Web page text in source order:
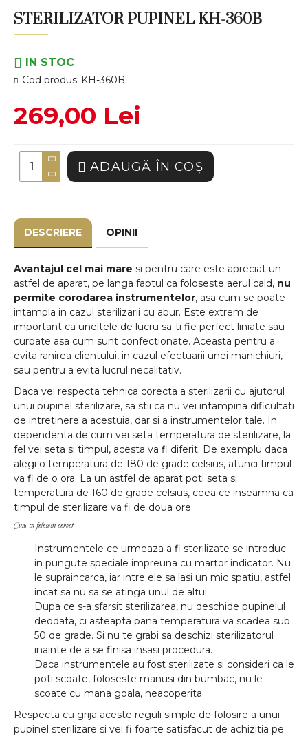
STERILIZATOR PUPINEL KH-360B
IN STOC
Cod produs: KH-360B
269,00 Lei
ADAUGĂ ÎN COŞ
DESCRIERE OPINII
Avantajul cel mai mare si pentru care este apreciat un
astfel de aparat, pe langa faptul ca foloseste aerul cald, nu
permite corodarea instrumentelor, asa cum se poate
intampla in cazul sterilizarii cu abur. Este extrem de
important ca uneltele de lucru sa-ti fie perfect liniate sau
curbate asa cum sunt confectionate. Aceasta pentru a
evita ranirea clientului, in cazul efectuarii unei manichiuri,
sau pentru a evita lucrul necalitativ.
Daca vei respecta tehnica corecta a sterilizarii cu ajutorul
unui pupinel sterilizare, sa stii ca nu vei intampina dificultati
de intretinere a acestuia, dar si a instrumentelor tale. In
dependenta de cum vei seta temperatura de sterilizare, la
fel vei seta si timpul, acesta va fi diferit. De exemplu daca
alegi o temperatura de 180 de grade celsius, atunci timpul
va fi de o ora. La un astfel de aparat poti seta si
temperatura de 160 de grade celsius, ceea ce inseamna ca
timpul de sterilizare va fi de doua ore.
Cum sa folosesti corect
Instrumentele ce urmeaza a fi sterilizate se introduc
in pungute speciale impreuna cu martor indicator. Nu
le supraincarca, iar intre ele sa lasi un mic spatiu, astfel
incat sa nu sa se atinga unul de altul.
Dupa ce s-a sfarsit sterilizarea, nu deschide pupinelul
deodata, ci asteapta pana temperatura va scadea sub
50 de grade. Si nu te grabi sa deschizi sterilizatorul
inainte de a se finisa insasi procedura.
Daca instrumentele au fost sterilizate si consideri ca le
poti scoate, foloseste manusi din bumbac, nu le
scoate cu mana goala, neacoperita.
Respecta cu grija aceste reguli simple de folosire a unui
pupinel sterilizare si vei fi foarte satisfacut de achizitia pe